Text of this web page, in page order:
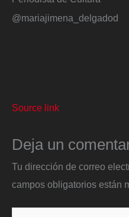
@mariajimena_delgadod
Source link
Deja un
Tu dirección de correo
campos obligatorios están